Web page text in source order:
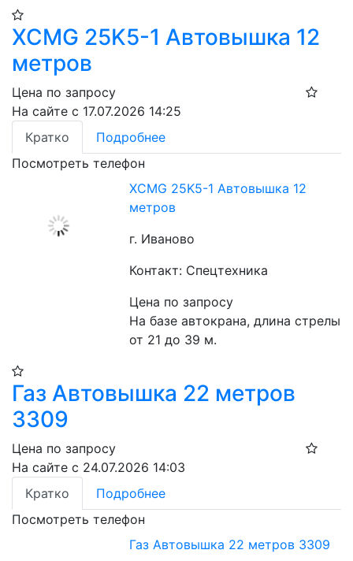
XCMG 25K5-1 Автовышка 12
метров
Цена по запросу
На сайте с 17.07.2026 14:25
Кратко
Подробнее
Посмотреть телефон
XCMG 25K5-1 Автовышка 12
метров
г. Иваново
Контакт: Спецтехника
Цена по запросу
На базе автокрана, длина стрелы
от 21 до 39 м.
Газ Автовышка 22 метров
3309
Цена по запросу
На сайте с 24.07.2026 14:03
Кратко
Подробнее
Посмотреть телефон
Газ Автовышка 22 метров 3309